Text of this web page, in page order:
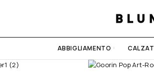
ABBIGLIAMENTO